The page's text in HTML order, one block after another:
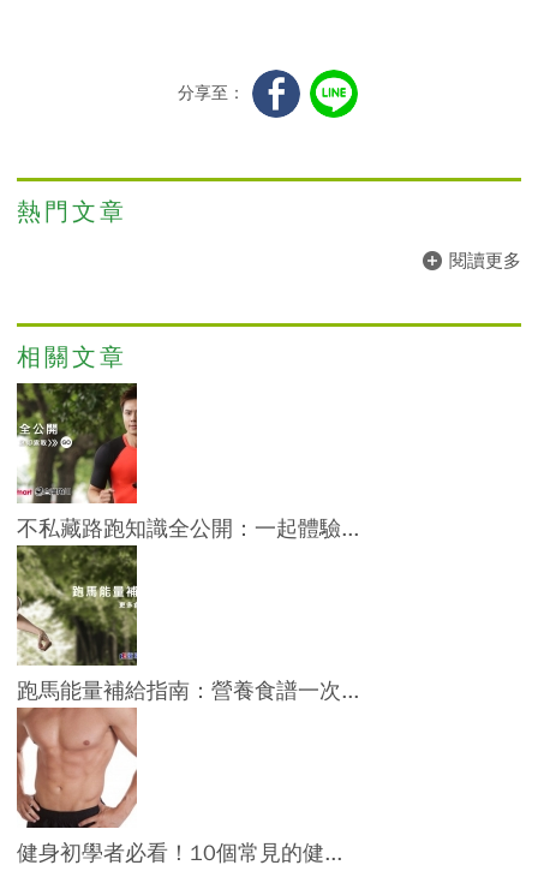
分享至：
熱門文章
閱讀更多
相關文章
不私藏路跑知識全公開：一起體驗...
跑馬能量補給指南：營養食譜一次...
健身初學者必看！10個常見的健...